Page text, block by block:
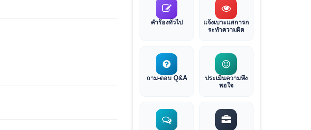
คำร้องทั่วไป
แจ้งเบาะแสการก
ระทำความผิด
ถาม-ตอบ Q&A
ประเมินความพึง
พอใจ